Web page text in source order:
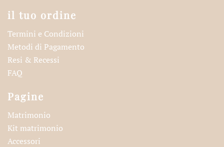
il tuo ordine
Termini e Condizioni
Metodi di Pagamento
Resi & Recessi
FAQ
Pagine
Matrimonio
Kit matrimonio
Accessori